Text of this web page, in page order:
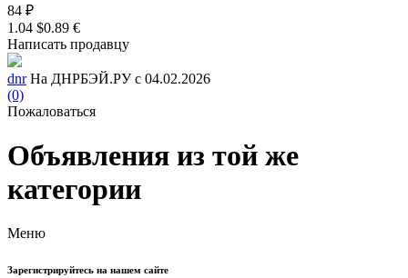
84 ₽
1.04 $0.89 €
Написать продавцу
dnr На ДНРБЭЙ.РУ с 04.02.2026
(0)
Пожаловаться
Объявления из той же
категории
Меню
Зарегистрируйтесь на нашем сайте